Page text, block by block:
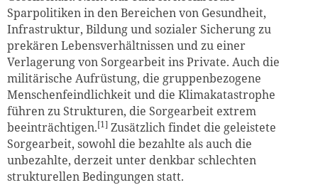
Sparpolitiken in den Bereichen von Gesundheit,
Infrastruktur, Bildung und sozialer Sicherung zu
prekären Lebensverhältnissen und zu einer
Verlagerung von Sorgearbeit ins Private. Auch die
militärische Aufrüstung, die gruppenbezogene
Menschenfeindlichkeit und die Klimakatastrophe
führen zu Strukturen, die Sorgearbeit extrem
beeinträchtigen.[1] Zusätzlich findet die geleistete
Sorgearbeit, sowohl die bezahlte als auch die
unbezahlte, derzeit unter denkbar schlechten
strukturellen Bedingungen statt.